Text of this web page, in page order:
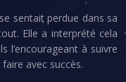
sentait perdue dans sa
Elle a interprété cela
l’encourageant à suivre
avec succès.